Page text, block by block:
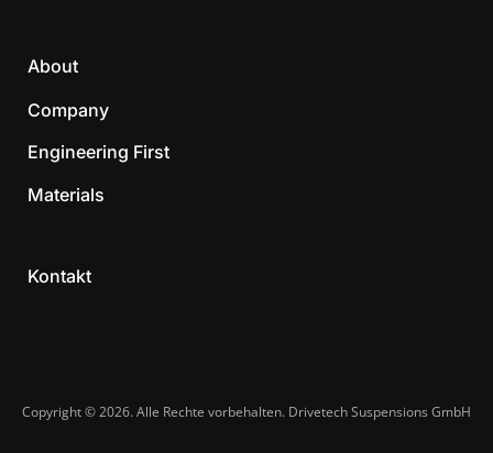
About
Company
Engineering First
Materials
Kontakt
Copyright © 2026. Alle Rechte vorbehalten. Drivetech Suspensions GmbH​